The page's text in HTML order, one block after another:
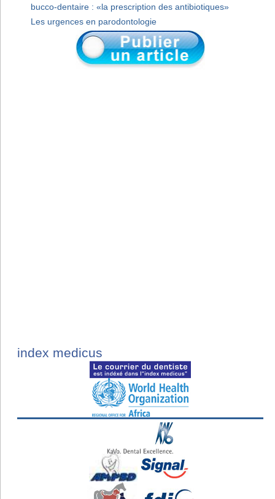
bucco-dentaire : «la prescription des antibiotiques»
Les urgences en parodontologie
index medicus